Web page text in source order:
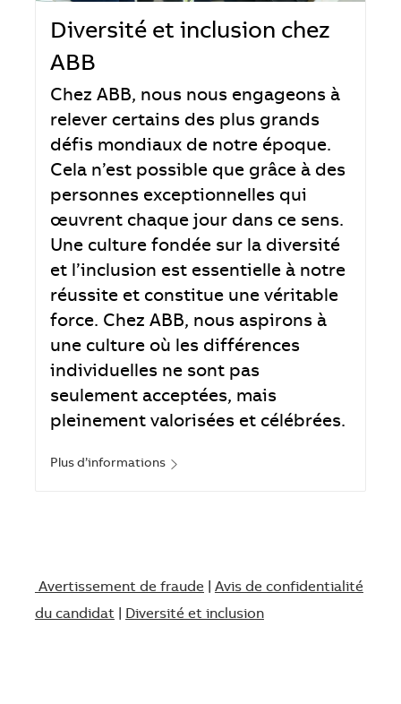
Diversité et inclusion chez
ABB
Chez ABB, nous nous engageons à
relever certains des plus grands
défis mondiaux de notre époque.
Cela n’est possible que grâce à des
personnes exceptionnelles qui
œuvrent chaque jour dans ce sens.
Une culture fondée sur la diversité
et l’inclusion est essentielle à notre
réussite et constitue une véritable
force. Chez ABB, nous aspirons à
une culture où les différences
individuelles ne sont pas
seulement acceptées, mais
pleinement valorisées et célébrées.
Plus d’informations
Avertissement de fraude| Avis de confidentialité
du candidat
Diversité et inclusion